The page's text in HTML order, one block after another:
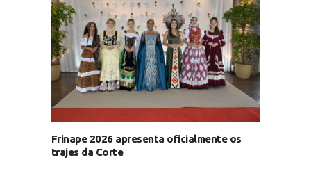
Frinape 2026 apresenta oficialmente os
trajes da Corte